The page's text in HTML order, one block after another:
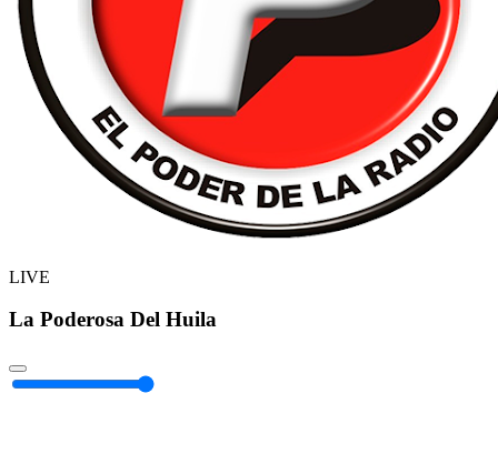
LIVE
La Poderosa Del Huila